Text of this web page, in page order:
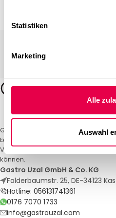
Statistiken
Marketing
Alle
Auswahl
Gastro Uzal – Ihr Spezialist für
bieten maßgeschneiderte Lösungen
Veranstaltungen. Qualität und
können.
Gastro Uzal GmbH & Co. KG
Falderbaumstr. 25, DE-34123
Hotline: 056131741361
0176 7070 1733
info@gastrouzal.com